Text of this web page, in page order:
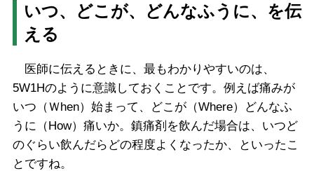
いつ、どこが、どんなふうに、を伝
える
医師に伝えるときに、最もわかりやすいのは、
5W1Hのように意識しておくことです。例えば痛みが
いつ（Ｗhen）始まって、どこが（Where）どんなふ
うに（How）痛いか。鎮痛剤を飲んだ場合は、いつど
のぐらい飲んだらどの程度よくなったか、といったこ
とですね。